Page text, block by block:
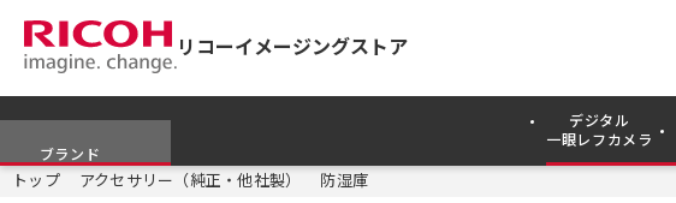
リコーイメージングストア
ブランド
デジタル
一眼レフカメラ
トップ アクセサリー（純正・他社製） 防湿庫